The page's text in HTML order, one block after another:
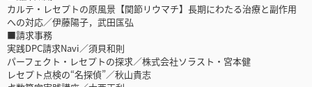
カルテ・レセプトの原風景【関節リウマチ】長期にわたる治療と副作用
への対応／伊藤陽子，武田匤弘
■請求事務
実践DPC請求Navi／須貝和則
パーフェクト・レセプトの探求／株式会社ソラスト・宮本健
レセプト点検の“名探偵”／秋山貴志